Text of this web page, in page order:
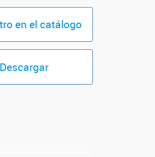
en el catálogo
Descargar